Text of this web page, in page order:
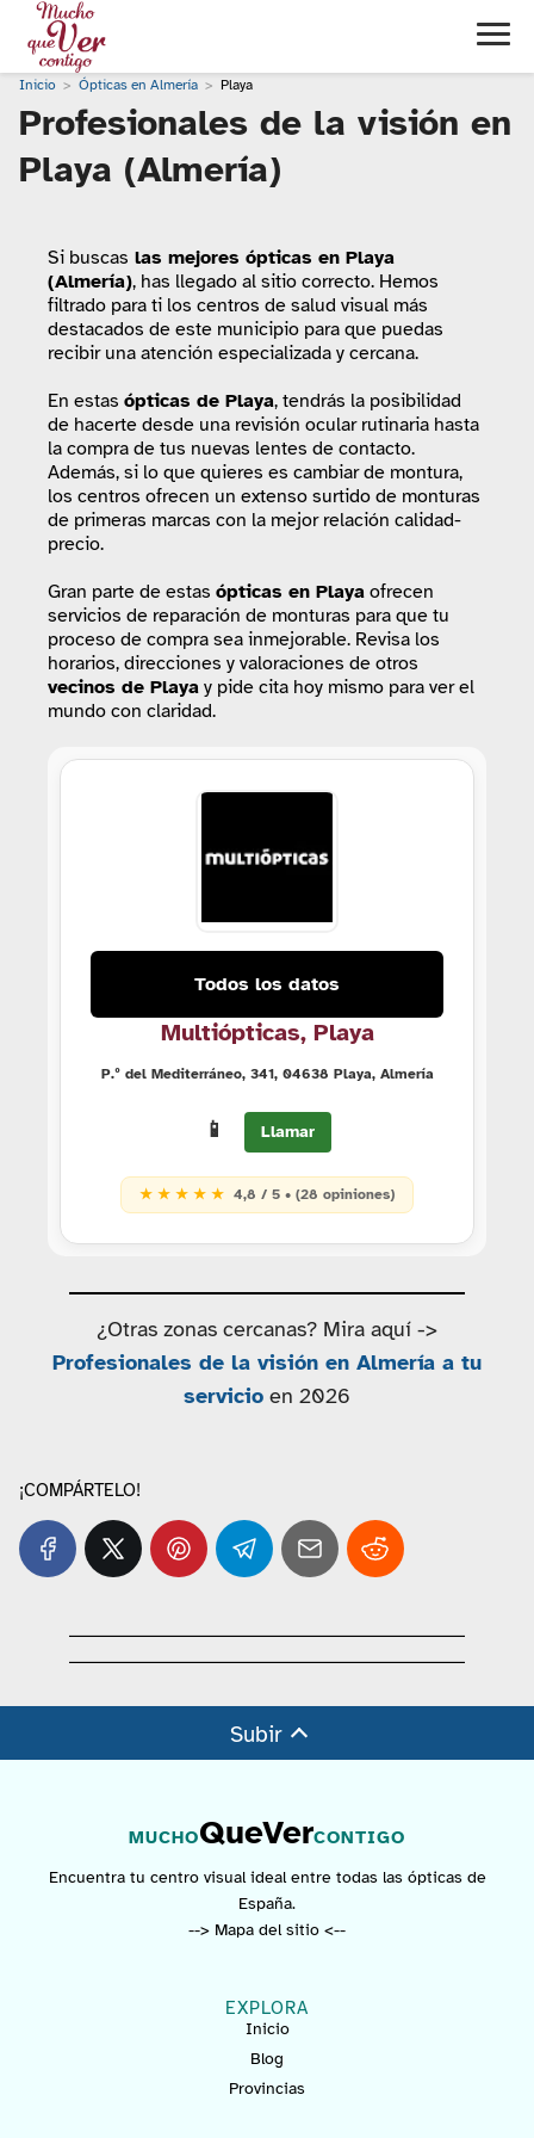
Inicio Ópticas en Almería Playa
Profesionales de la visión en
Playa (Almería)
Si buscas las mejores ópticas en Playa
(Almería), has llegado al sitio correcto. Hemos
filtrado para ti los centros de salud visual más
destacados de este municipio para que puedas
recibir una atención especializada y cercana.
En estas ópticas de Playa, tendrás la posibilidad
de hacerte desde una revisión ocular rutinaria hasta
la compra de tus nuevas lentes de contacto.
Además, si lo que quieres es cambiar de montura,
los centros ofrecen un extenso surtido de monturas
de primeras marcas con la mejor relación calidad-
precio.
Gran parte de estas ópticas en Playa ofrecen
servicios de reparación de monturas para que tu
proceso de compra sea inmejorable. Revisa los
horarios, direcciones y valoraciones de otros
vecinos de Playa y pide cita hoy mismo para ver el
mundo con claridad.
Todos los datos
Multiópticas, Playa
P.º del Mediterráneo, 341, 04638 Playa, Almería
📱 Llamar
★ ★ ★ ★ ★ 4,8 / 5 • (28 opiniones)
¿Otras zonas cercanas? Mira aquí ->
Profesionales de la visión en Almería a tu
servicio en 2026
¡COMPÁRTELO!
Subir
MUCHOQueVerCONTIGO
Encuentra tu centro visual ideal entre todas las ópticas de
España.
--> Mapa del sitio <--
EXPLORA
Inicio
Blog
Provincias